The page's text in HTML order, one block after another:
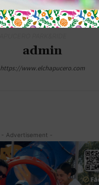
admin
https://www.elchapucero.com
- Advertisement -